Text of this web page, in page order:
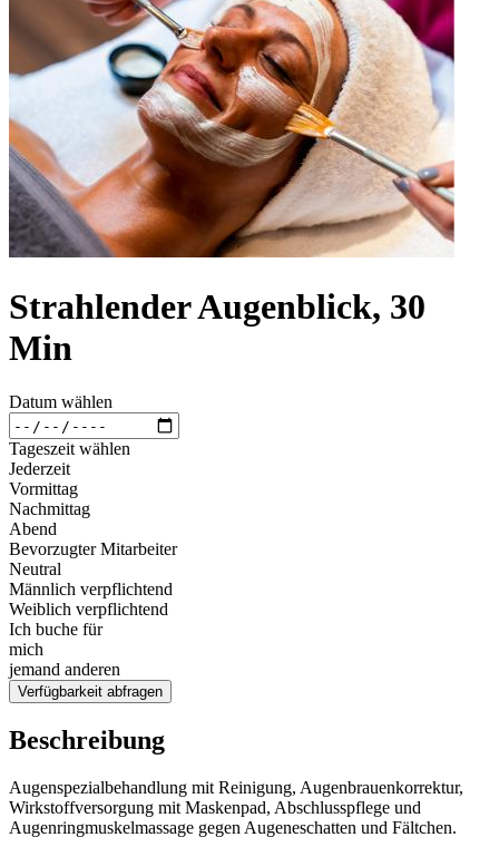
Strahlender Augenblick, 30
Min
Datum wählen
Tageszeit wählen
Jederzeit
Vormittag
Nachmittag
Abend
Bevorzugter Mitarbeiter
Neutral
Männlich verpflichtend
Weiblich verpflichtend
Ich buche für
mich
jemand anderen
Verfügbarkeit abfragen
Beschreibung
Augenspezialbehandlung mit Reinigung, Augenbrauenkorrektur,
Wirkstoffversorgung mit Maskenpad, Abschlusspflege und
Augenringmuskelmassage gegen Augeneschatten und Fältchen.